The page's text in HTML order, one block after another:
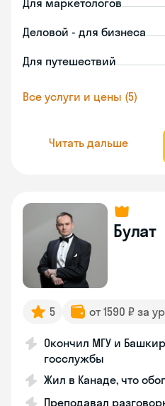
Для маркетологов
Деловой - для бизнеса
Для путешествий
Все услуги и цены (5)
Читать дальше
Булат
5 от 1590 ₽ за
Окончил МГУ и
госслужбы
Жил в Канаде, что
Преподавал